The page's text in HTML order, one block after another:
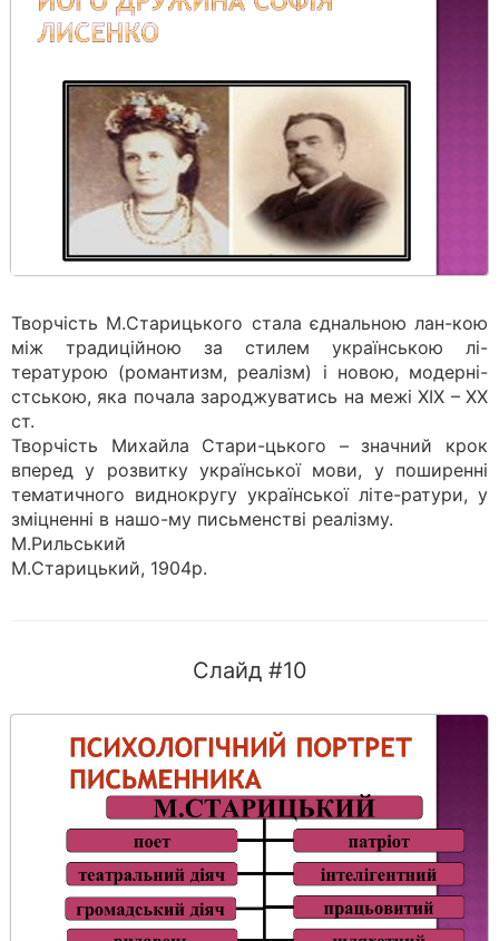
Творчість М.Старицького стала єднальною лан-кою
між традиційною за стилем українською лі-
тературою (романтизм, реалізм) і новою, модерні-
стською, яка почала зароджуватись на межі XIX – XX
ст.
Творчість Михайла Стари-цького – значний крок
вперед у розвитку української мови, у поширенні
тематичного виднокругу української літе-ратури, у
зміцненні в нашо-му письменстві реалізму.
М.Рильський
М.Старицький, 1904р.
Слайд #10